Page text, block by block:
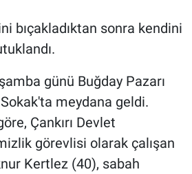
bıçakladıktan sonra kendini
günü Buğday Pazarı
meydana geldi.
Çankırı Devlet
görevlisi olarak çalışan
Kertlez (40), sabah